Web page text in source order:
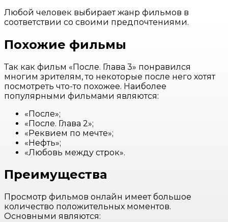
Любой человек выбирает жанр фильмов в
соответствии со своими предпочтениями.
Похожие фильмы
Так как фильм «После. Глава 3» понравился
многим зрителям, то некоторые после него хотят
посмотреть что-то похожее. Наиболее
популярными фильмами являются:
«После»;
«После. Глава 2»;
«Реквием по мечте»;
«Нефть»;
«Любовь между строк».
Преимущества
Просмотр фильмов онлайн имеет большое
количество положительных моментов.
Основными являются: